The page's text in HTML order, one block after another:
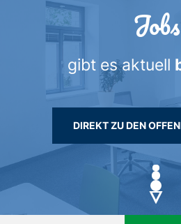
Jobs
gibt es aktuell
DIREKT ZU DEN